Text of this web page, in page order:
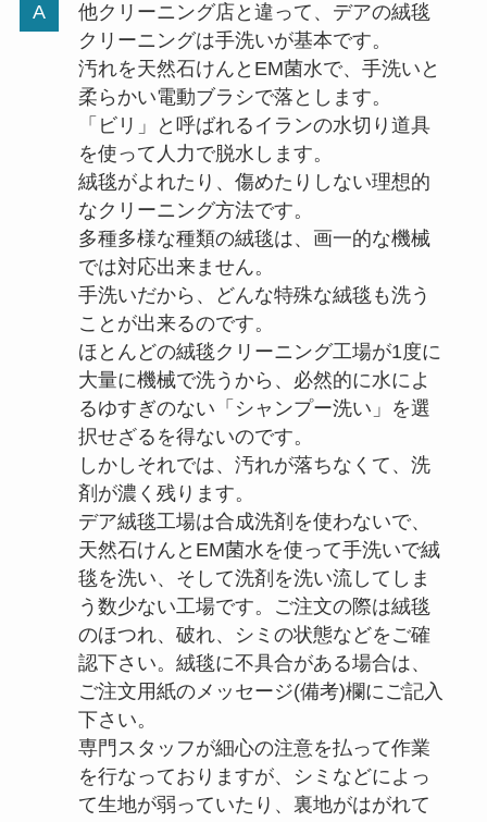
他クリーニング店と違って、デアの絨毯
クリーニングは手洗いが基本です。
汚れを天然石けんとEM菌水で、手洗いと
柔らかい電動ブラシで落とします。
「ビリ」と呼ばれるイランの水切り道具
を使って人力で脱水します。
絨毯がよれたり、傷めたりしない理想的
なクリーニング方法です。
多種多様な種類の絨毯は、画一的な機械
では対応出来ません。
手洗いだから、どんな特殊な絨毯も洗う
ことが出来るのです。
ほとんどの絨毯クリーニング工場が1度に
大量に機械で洗うから、必然的に水によ
るゆすぎのない「シャンプー洗い」を選
択せざるを得ないのです。
しかしそれでは、汚れが落ちなくて、洗
剤が濃く残ります。
デア絨毯工場は合成洗剤を使わないで、
天然石けんとEM菌水を使って手洗いで絨
毯を洗い、そして洗剤を洗い流してしま
う数少ない工場です。ご注文の際は絨毯
のほつれ、破れ、シミの状態などをご確
認下さい。絨毯に不具合がある場合は、
ご注文用紙のメッセージ(備考)欄にご記入
下さい。
専門スタッフが細心の注意を払って作業
を行なっておりますが、シミなどによっ
て生地が弱っていたり、裏地がはがれて